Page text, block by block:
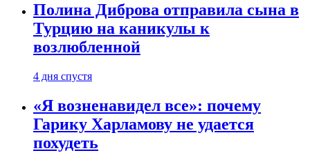
Полина Диброва отправила сына в
Турцию на каникулы к
возлюбленной
4 дня спустя
«Я возненавидел все»: почему
Гарику Харламову не удается
похудеть